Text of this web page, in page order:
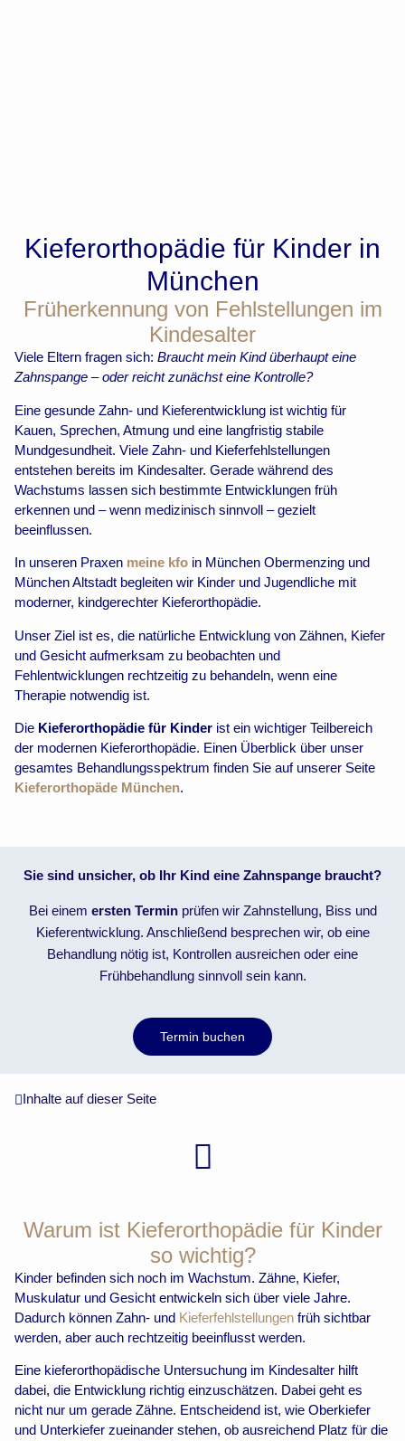
Kieferorthopädie für Kinder in
München
Früherkennung von Fehlstellungen im
Kindesalter
Viele Eltern fragen sich: Braucht mein Kind überhaupt eine
Zahnspange – oder reicht zunächst eine Kontrolle?
Eine gesunde Zahn- und Kieferentwicklung ist wichtig für
Kauen, Sprechen, Atmung und eine langfristig stabile
Mundgesundheit. Viele Zahn- und Kieferfehlstellungen
entstehen bereits im Kindesalter. Gerade während des
Wachstums lassen sich bestimmte Entwicklungen früh
erkennen und – wenn medizinisch sinnvoll – gezielt
beeinflussen.
In unseren Praxen meine kfo in München Obermenzing und
München Altstadt begleiten wir Kinder und Jugendliche mit
moderner, kindgerechter Kieferorthopädie.
Unser Ziel ist es, die natürliche Entwicklung von Zähnen, Kiefer
und Gesicht aufmerksam zu beobachten und
Fehlentwicklungen rechtzeitig zu behandeln, wenn eine
Therapie notwendig ist.
Die Kieferorthopädie für Kinder ist ein wichtiger Teilbereich
der modernen Kieferorthopädie. Einen Überblick über unser
gesamtes Behandlungsspektrum finden Sie auf unserer Seite
Kieferorthopäde München.
Sie sind unsicher, ob Ihr Kind eine Zahnspange braucht?
Bei einem ersten Terminprüfen wir Zahnstellung, Biss und
Kieferentwicklung. Anschließend besprechen wir, ob eine
Behandlung nötig ist, Kontrollen ausreichen oder eine
Frühbehandlung sinnvoll sein kann.
Termin buchen
Inhalte auf dieser Seite
Warum ist Kieferorthopädie für Kinder
so wichtig?
Kinder befinden sich noch im Wachstum. Zähne, Kiefer,
Muskulatur und Gesicht entwickeln sich über viele Jahre.
Dadurch können Zahn- und Kieferfehlstellungen früh sichtbar
werden, aber auch rechtzeitig beeinflusst werden.
Eine kieferorthopädische Untersuchung im Kindesalter hilft
dabei, die Entwicklung richtig einzuschätzen. Dabei geht es
nicht nur um gerade Zähne. Entscheidend ist, wie Oberkiefer
und Unterkiefer zueinander stehen, ob ausreichend Platz für die